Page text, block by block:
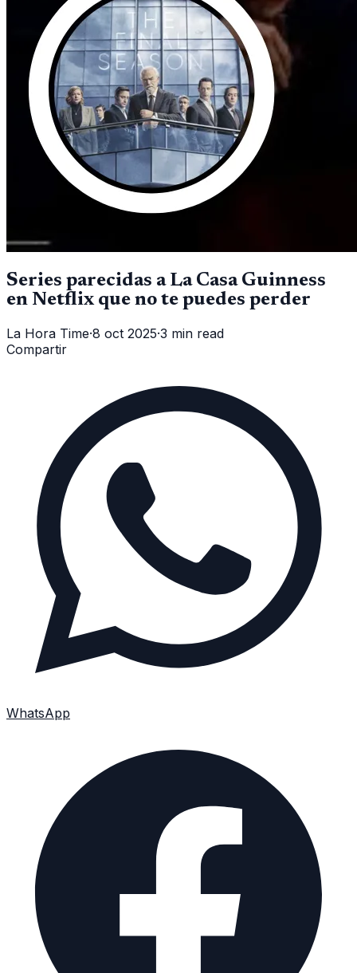
Series parecidas a La Casa Guinness
en Netflix que no te puedes perder
La Hora Time·8 oct 2025·3 min read
Compartir
WhatsApp